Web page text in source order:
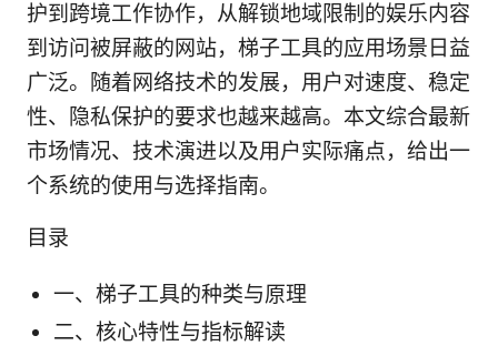
护到跨境工作协作，从解锁地域限制的娱乐内容
到访问被屏蔽的网站，梯子工具的应用场景日益
广泛。随着网络技术的发展，用户对速度、稳定
性、隐私保护的要求也越来越高。本文综合最新
市场情况、技术演进以及用户实际痛点，给出一
个系统的使用与选择指南。
目录
一、梯子工具的种类与原理
二、核心特性与指标解读